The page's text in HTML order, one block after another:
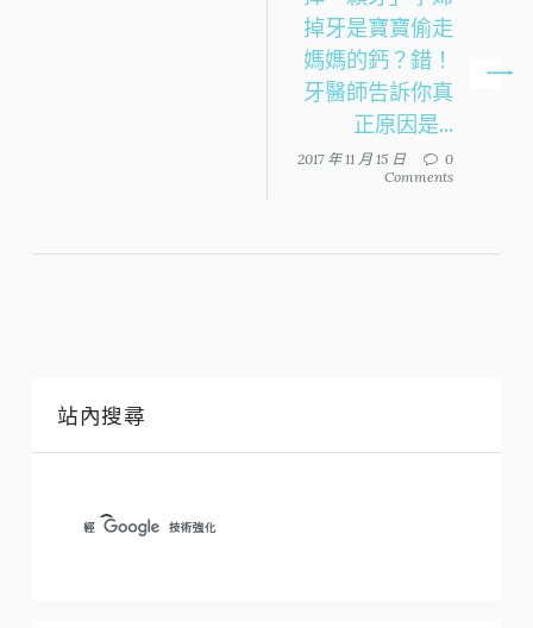
掉牙是寶寶偷走
媽媽的鈣？錯！
牙醫師告訴你真
正原因是...
2017 年 11 月 15 日
0
Comments
站內搜尋